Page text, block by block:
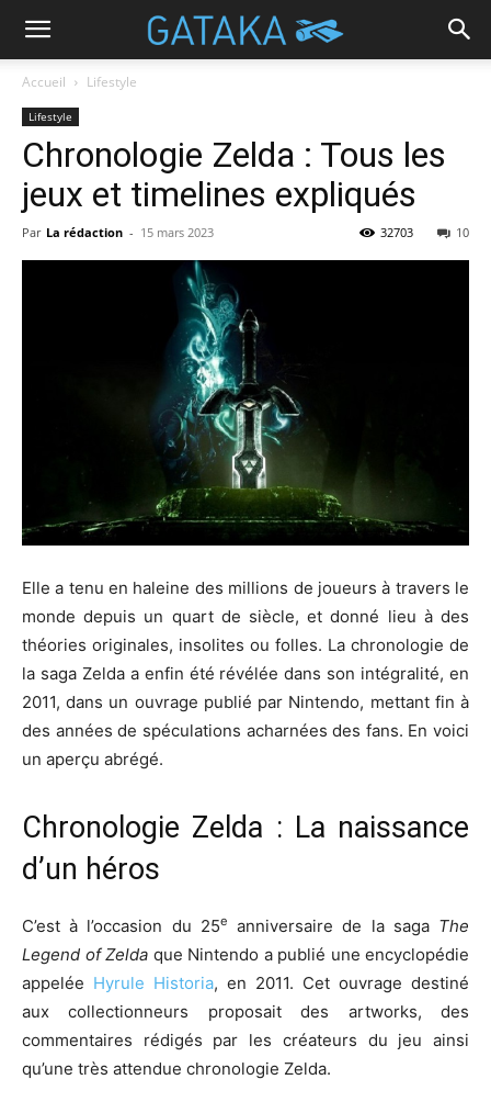
Accueil Lifestyle
Lifestyle
Chronologie Zelda : Tous les
jeux et timelines expliqués
Par La rédaction - 15 mars 2023 10
32703
Elle a tenu en haleine des millions de joueurs à travers le
monde depuis un quart de siècle, et donné lieu à des
théories originales, insolites ou folles. La chronologie de
la saga Zelda a enfin été révélée dans son intégralité, en
2011, dans un ouvrage publié par Nintendo, mettant fin à
des années de spéculations acharnées des fans. En voici
un aperçu abrégé.
Chronologie Zelda : La naissance
d’un héros
C’est à l’occasion du 25e anniversaire de la saga The
Legend of Zelda que Nintendo a publié une encyclopédie
appelée Hyrule Historia, en 2011. Cet ouvrage destiné
aux collectionneurs proposait des artworks, des
commentaires rédigés par les créateurs du jeu ainsi
qu’une très attendue chronologie Zelda.